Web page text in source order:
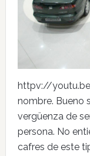
httpv://
nombre. Bueno
vergüenza de
persona. No
cafres de este